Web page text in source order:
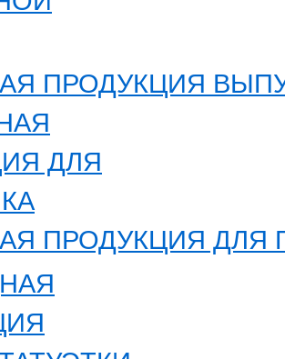
ПРОДУКЦИЯ
ПРОДУКЦИЯ ДЛЯ